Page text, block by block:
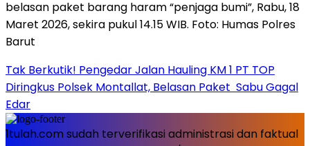
Tak Berkutik! Pengedar Jalan Hauling KM 1 PT TOP
Diringkus Polsek Montallat, Belasan Paket Sabu Gagal
Edar
1tulah.com sudah terverifikasi administrasi dan faktual